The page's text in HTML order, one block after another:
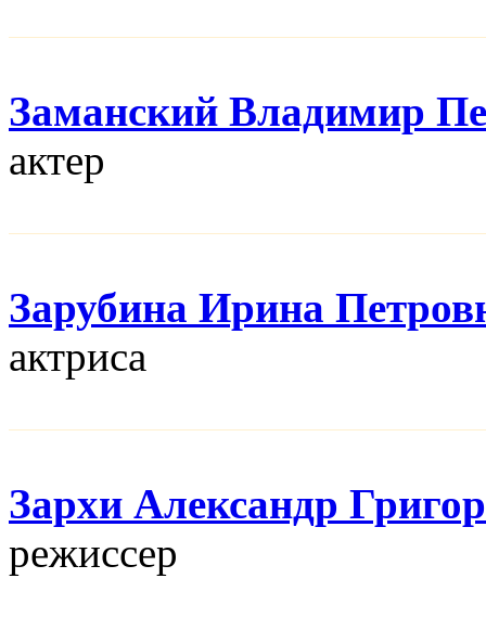
Заманский Владимир
актер
Зарубина Ирина
актриса
Зархи Александр
режисcер